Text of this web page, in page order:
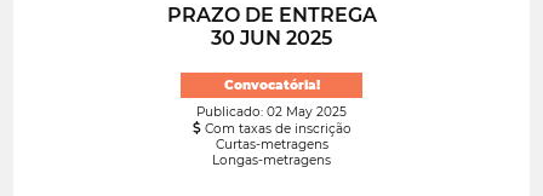
PRAZO DE ENTREGA
30 JUN 2025
Convocatória!
Publicado: 02 May 2025
Com taxas de inscrição
Curtas-metragens
Longas-metragens